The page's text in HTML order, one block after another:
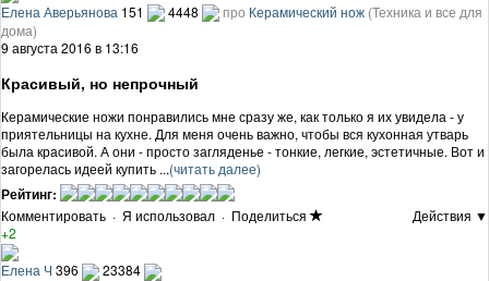
Елена Аверьянова 151 4448 про Керамический нож (Техника и все для
дома)
9 августа 2016 в 13:16
Красивый, но непрочный
Керамические ножи понравились мне сразу же, как только я их увидела - у
приятельницы на кухне. Для меня очень важно, чтобы вся кухонная утварь
была красивой. А они - просто загляденье - тонкие, легкие, эстетичные. Вот и
загорелась идеей купить ...(читать далее)
Рейтинг:
Комментировать · Я использовал · Поделиться
Действия ▼
+2
Елена Ч 396
23384